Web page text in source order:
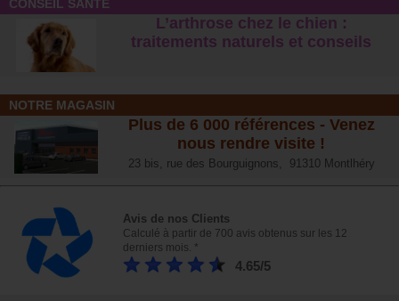
CONSEIL SANTÉ
L’arthrose chez le chien :
traitements naturels et conseils
NOTRE MAGASIN
Plus de 6 000 références - Venez
nous rendre visite !
23 bis, rue des Bourguignons, 91310 Montlhéry
Avis de nos Clients
Calculé à partir de 700 avis obtenus sur les 12
derniers mois. *
4.65/5